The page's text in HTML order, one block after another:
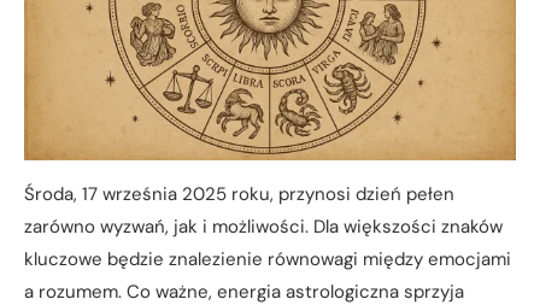
Środa, 17 września 2025 roku, przynosi dzień pełen
zarówno wyzwań, jak i możliwości. Dla większości znaków
kluczowe będzie znalezienie równowagi między emocjami
a rozumem. Co ważne, energia astrologiczna sprzyja